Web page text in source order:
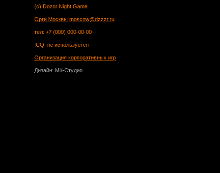
(c) Dozor Night Game
Орги Москвы moscow@dzzzr.ru
тел: +7 (000) 000-00-00
ICQ: не используется
Организация корпоративных игр
Дизайн: МК-Студио